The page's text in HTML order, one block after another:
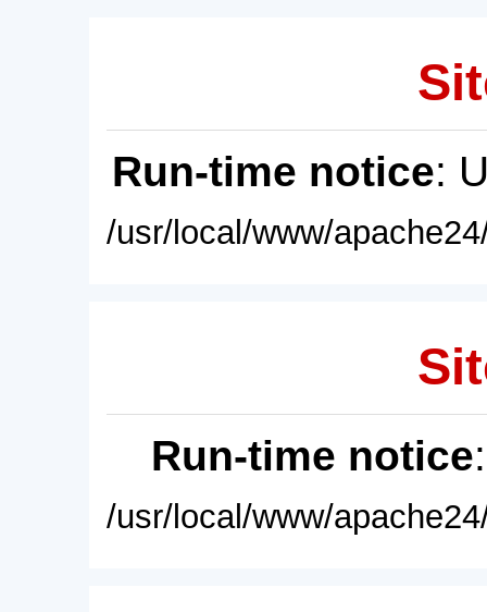
Run-time notice:
/usr/local/www/
Run-time notice
/usr/local/www/